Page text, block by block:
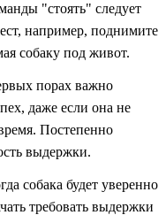
"стоять" следует
например, поднимите
собаку под живот.
порах важно
даже если она не
Постепенно
выдержки.
собака будет уверенно
требовать выдержки